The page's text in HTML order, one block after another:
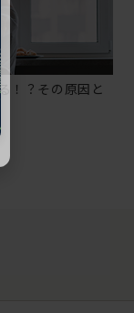
！？その原因と